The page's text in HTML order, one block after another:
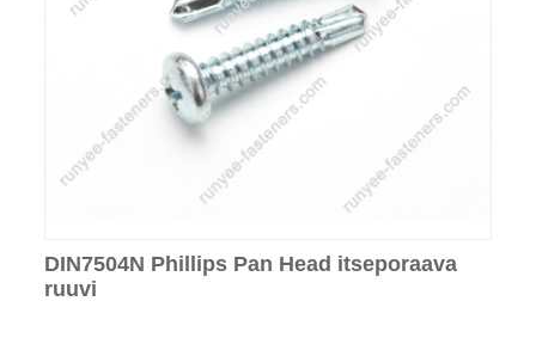
DIN7504N Phillips Pan Head itseporaava
ruuvi